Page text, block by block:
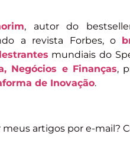
, autor do
a revista Forbes, o
mundiais do
Negócios e Finanças,
de Inovação.
artigos por e-mail?